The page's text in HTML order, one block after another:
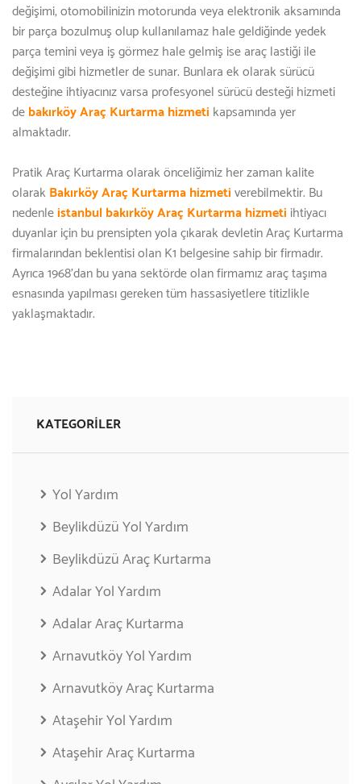
değişimi, otomobilinizin motorunda veya elektronik aksamında
bir parça bozulmuş olup kullanılamaz hale geldiğinde yedek
parça temini veya iş görmez hale gelmiş ise araç lastiği ile
değişimi gibi hizmetler de sunar. Bunlara ek olarak sürücü
desteğine ihtiyacınız varsa profesyonel sürücü desteği hizmeti
debakırköy Araç Kurtarma hizmeti kapsamında yer
almaktadır.
Pratik Araç Kurtarma olarak önceliğimiz her zaman kalite
olarakBakırköy Araç Kurtarma hizmetiverebilmektir. Bu
nedenleistanbul bakırköy Araç Kurtarma hizmeti ihtiyacı
duyanlar için bu prensipten yola çıkarak devletin Araç Kurtarma
firmalarından beklentisi olan K1 belgesine sahip bir firmadır.
Ayrıca 1968'dan bu yana sektörde olan firmamız araç taşıma
esnasında yapılması gereken tüm hassasiyetlere titizlikle
yaklaşmaktadır.
KATEGORILER
Yol Yardım
Beylikdüzü Yol Yardım
Beylikdüzü Araç Kurtarma
Adalar Yol Yardım
Adalar Araç Kurtarma
Arnavutköy Yol Yardım
Arnavutköy Araç Kurtarma
Ataşehir Yol Yardım
Ataşehir Araç Kurtarma